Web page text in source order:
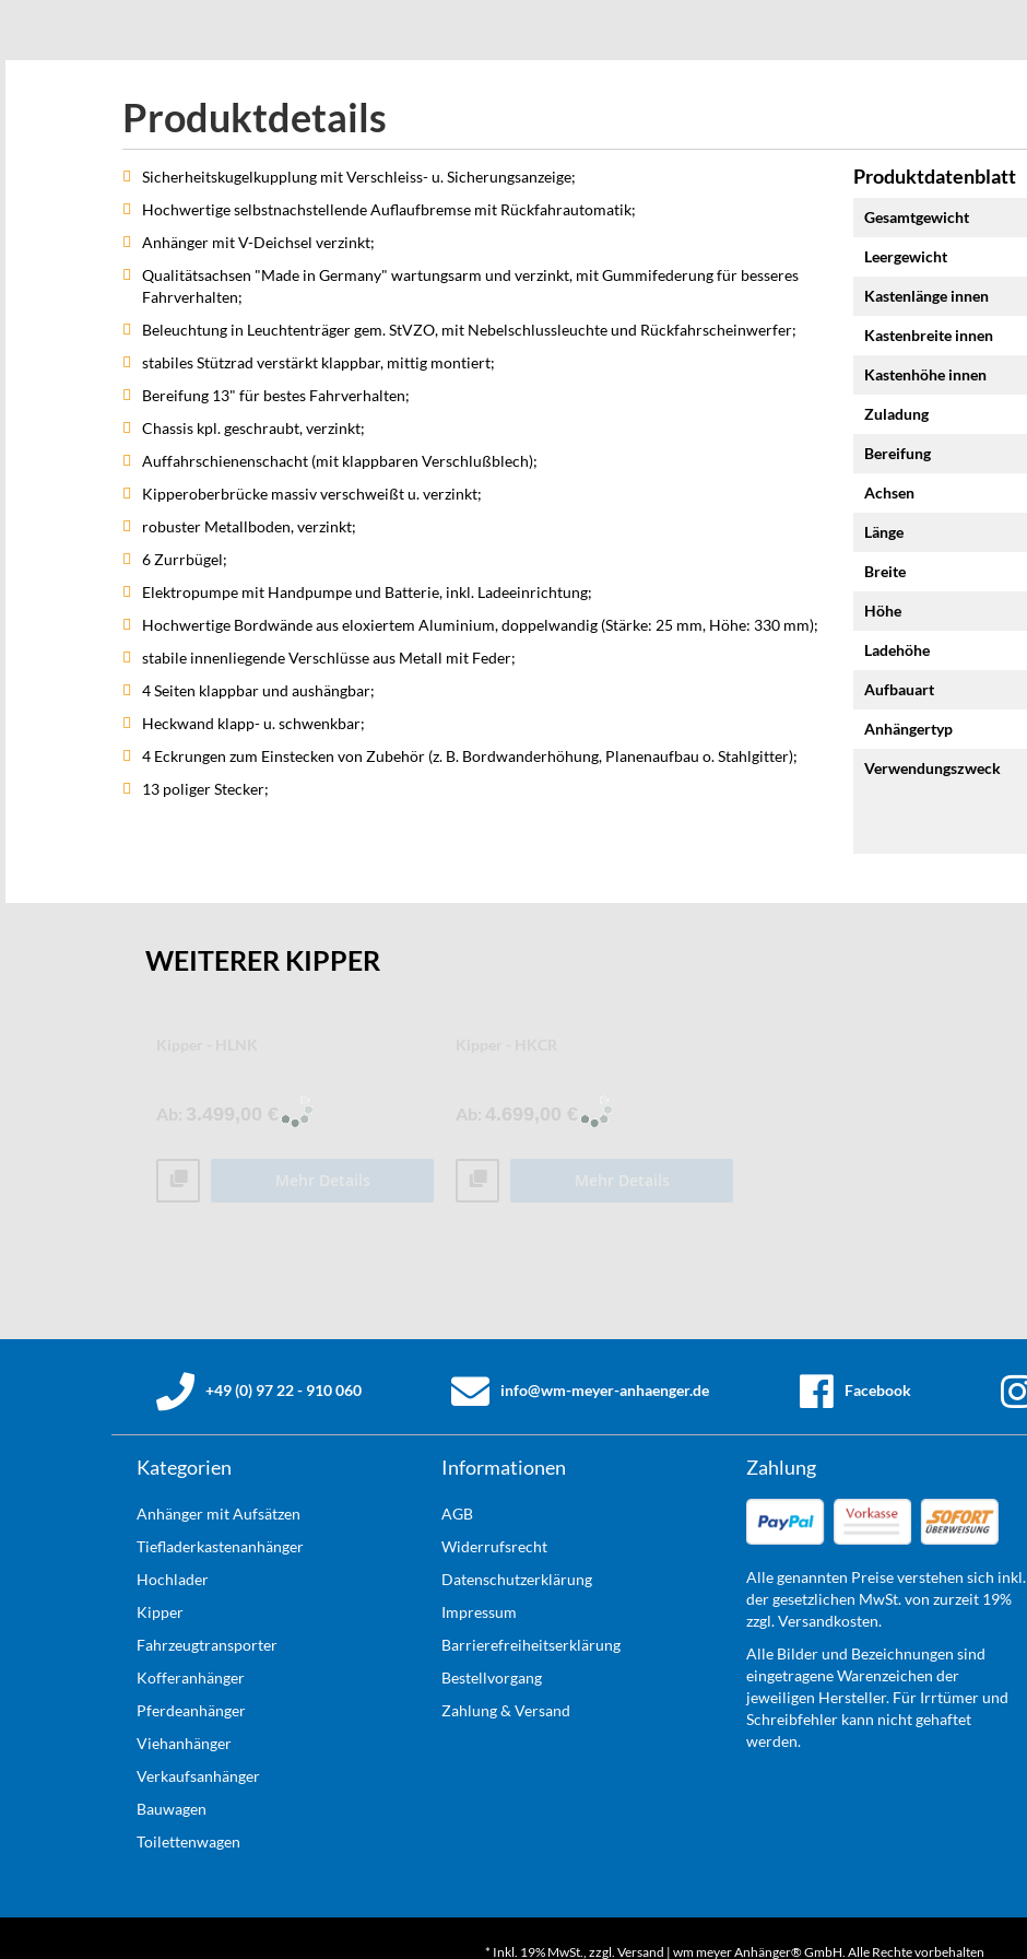
the
gallery
Produktdetails
Sicherheitskugelkupplung mit Verschleiss- u. Sicherungsanzeige;
Hochwertige selbstnachstellende Auflaufbremse mit Rückfahrautomatik;
Anhänger mit V-Deichsel verzinkt;
Qualitätsachsen "Made in Germany" wartungsarm und verzinkt, mit Gummifederung für besseres
Fahrverhalten;
Beleuchtung in Leuchtenträger gem. StVZO, mit Nebelschlussleuchte und Rückfahrscheinwerfer;
stabiles Stützrad verstärkt klappbar, mittig montiert;
Bereifung 13" für bestes Fahrverhalten;
Chassis kpl. geschraubt, verzinkt;
Auffahrschienenschacht (mit klappbaren Verschlußblech);
Kipperoberbrücke massiv verschweißt u. verzinkt;
robuster Metallboden, verzinkt;
6 Zurrbügel;
Elektropumpe mit Handpumpe und Batterie, inkl. Ladeeinrichtung;
Hochwertige Bordwände aus eloxiertem Aluminium, doppelwandig (Stärke: 25 mm, Höhe: 330 mm);
stabile innenliegende Verschlüsse aus Metall mit Feder;
4 Seiten klappbar und aushängbar;
Heckwand klapp- u. schwenkbar;
4 Eckrungen zum Einstecken von Zubehör (z. B. Bordwanderhöhung, Planenaufbau o. Stahlgitter);
13 poliger Stecker;
Produktdatenblatt
Informationen
Gesamtgewicht
Leergewicht
Kastenlänge innen
Kastenbreite innen
Kastenhöhe innen
Zuladung
Bereifung
Achsen
Länge
Breite
Höhe
Ladehöhe
Aufbauart
Anhängertyp
Verwendungszweck
WEITERER KIPPER
Mehr Details Mehr Details
+49 (0) 97 22 - 910 060 info@wm-meyer-anhaenger.de Facebook
Kategorien
Anhänger mit Aufsätzen
Tiefladerkastenanhänger
Hochlader
Kipper
Fahrzeugtransporter
Kofferanhänger
Pferdeanhänger
Viehanhänger
Verkaufsanhänger
Bauwagen
Toilettenwagen
Informationen
AGB
Widerrufsrecht
Datenschutzerklärung
Impressum
Barrierefreiheitserklärung
Bestellvorgang
Zahlung & Versand
Zahlung
Alle genannten Preise verstehen sich inkl.
der gesetzlichen MwSt. von zurzeit 19%
zzgl. Versandkosten.
Alle Bilder und Bezeichnungen sind
eingetragene Warenzeichen der
jeweiligen Hersteller. Für Irrtümer und
Schreibfehler kann nicht gehaftet
werden.
* Inkl. 19% MwSt., zzgl. Versand wm meyer Anhänger® GmbH. Alle Rechte vorbehalten